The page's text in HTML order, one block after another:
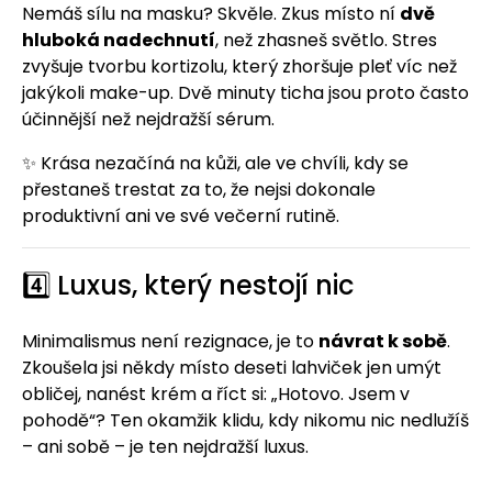
Nemáš sílu na masku? Skvěle. Zkus místo ní dvě
hluboká nadechnutí, než zhasneš světlo. Stres
zvyšuje tvorbu kortizolu, který zhoršuje pleť víc než
jakýkoli make-up. Dvě minuty ticha jsou proto často
účinnější než nejdražší sérum.
✨ Krása nezačíná na kůži, ale ve chvíli, kdy se
přestaneš trestat za to, že nejsi dokonale
produktivní ani ve své večerní rutině.
4️⃣ Luxus, který nestojí nic
Minimalismus není rezignace, je to návrat k sobě.
Zkoušela jsi někdy místo deseti lahviček jen umýt
obličej, nanést krém a říct si: „Hotovo. Jsem v
pohodě“? Ten okamžik klidu, kdy nikomu nic nedlužíš
– ani sobě – je ten nejdražší luxus.